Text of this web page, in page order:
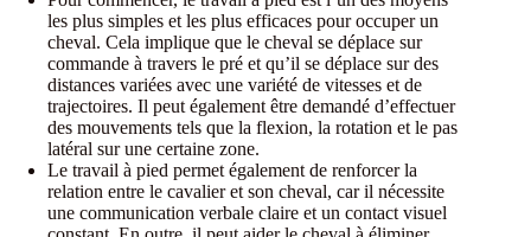
les plus simples et les plus efficaces pour occuper un
cheval. Cela implique que le cheval se déplace sur
commande à travers le pré et qu’il se déplace sur des
distances variées avec une variété de vitesses et de
trajectoires. Il peut également être demandé d’effectuer
des mouvements tels que la flexion, la rotation et le pas
latéral sur une certaine zone.
Le travail à pied permet également de renforcer la
relation entre le cavalier et son cheval, car il nécessite
une communication verbale claire et un contact visuel